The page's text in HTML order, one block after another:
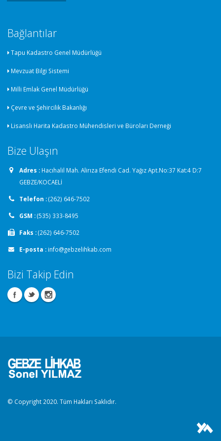
Bağlantılar
Tapu Kadastro Genel Müdürlüğü
Mevzuat Bilgi Sistemi
Milli Emlak Genel Müdürlüğü
Çevre ve Şehircilik Bakanlığı
Lisanslı Harita Kadastro Mühendisleri ve Büroları Derneği
Bize Ulaşın
Adres : Hacıhalil Mah. Alirıza Efendi Cad. Yağız Apt.No:37 Kat:4 D:7
GEBZE/KOCAELİ
Telefon :(262) 646-7502
GSM :(535) 333-8495
Faks :(262) 646-7502
E-posta : info@gebzelihkab.com
Bizi Takip Edin
© Copyright 2020. Tüm Hakları Saklıdır.